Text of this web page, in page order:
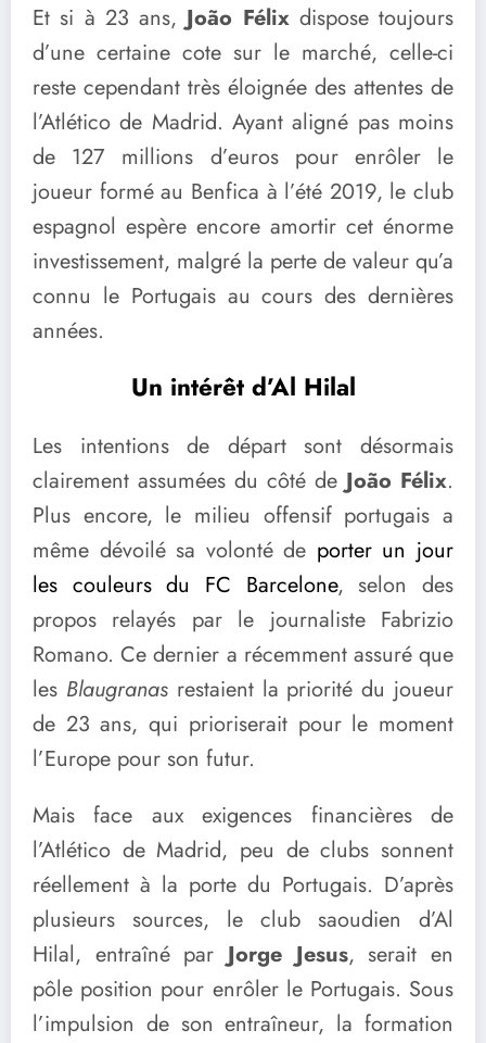
Et si à 23 ans, João Félixdispose toujours
d’une certaine cote sur le marché, celle-ci
reste cependant très éloignée des attentes de
l’Atlético de Madrid. Ayant aligné pas moins
de 127 millions d’euros pour enrôler le
joueur formé au Benfica à l’été 2019, le club
espagnol espère encore amortir cet énorme
investissement, malgré la perte de valeur qu’a
connu le Portugais au cours des dernières
années.
Un intérêt d’Al Hilal
Les intentions de départ sont désormais
clairement assumées du côté deJoão Félix.
Plus encore, le milieu offensif portugais a
même dévoilé sa volonté de porter un jour
les couleurs du FC Barcelone, selon des
propos relayés par le journaliste Fabrizio
Romano. Ce dernier a récemment assuré que
les Blaugranasrestaient la priorité du joueur
de 23 ans, qui prioriserait pour le moment
l’Europe pour son futur.
Mais face aux exigences financières de
l’Atlético de Madrid, peu de clubs sonnent
réellement à la porte du Portugais. D’après
plusieurs sources, le club saoudien d’Al
Hilal, entraîné par Jorge Jesus, serait en
pôle position pour enrôler le Portugais. Sous
l’impulsion de son entraîneur, la formation